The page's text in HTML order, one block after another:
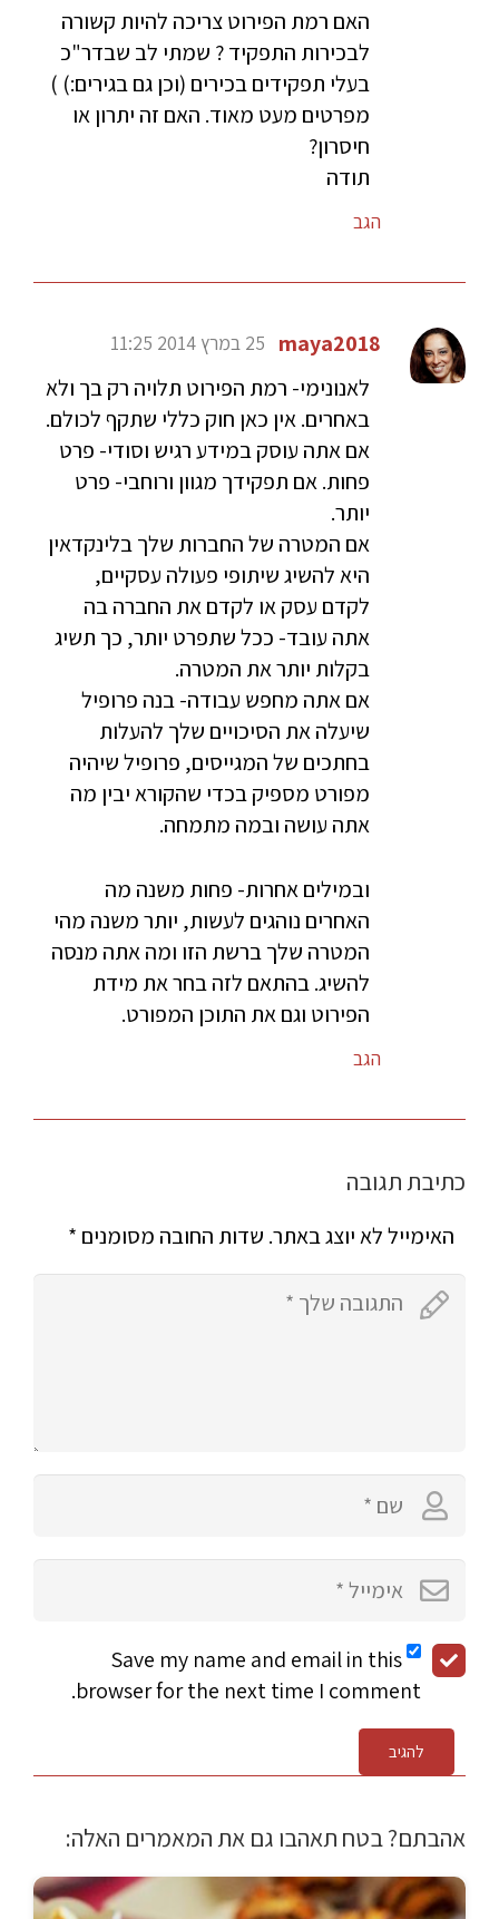
האם רמת הפירוט צריכה להיות קשורה
לבכירות התפקיד ? שמתי לב שבדר"כ
בעלי תפקידים בכירים (וכן גם בגירים:) )
מפרטים מעט מאוד. האם זה יתרון או
חיסרון?
תודה
הגב
maya2018 25 במרץ 2014 11:25
לאנונימי- רמת הפירוט תלויה רק בך ולא
באחרים. אין כאן חוק כללי שתקף לכולם.
אם אתה עוסק במידע רגיש וסודי- פרט
פחות. אם תפקידך מגוון ורוחבי- פרט
יותר.
אם המטרה של החברות שלך בלינקדאין
היא להשיג שיתופי פעולה עסקיים,
לקדם עסק או לקדם את החברה בה
אתה עובד- ככל שתפרט יותר, כך תשיג
בקלות יותר את המטרה.
אם אתה מחפש עבודה- בנה פרופיל
שיעלה את הסיכויים שלך להעלות
בחתכים של המגייסים, פרופיל שיהיה
מפורט מספיק בכדי שהקורא יבין מה
אתה עושה ובמה מתמחה.
ובמילים אחרות- פחות משנה מה
האחרים נוהגים לעשות, יותר משנה מהי
המטרה שלך ברשת הזו ומה אתה מנסה
להשיג. בהתאם לזה בחר את מידת
הפירוט וגם את התוכן המפורט.
הגב
כתיבת תגובה
האימייל לא יוצג באתר. שדות החובה מסומנים *
Save my name and email in this
browser for the next time I comment.
להגיב
אהבתם? בטח תאהבו גם את המאמרים האלה: